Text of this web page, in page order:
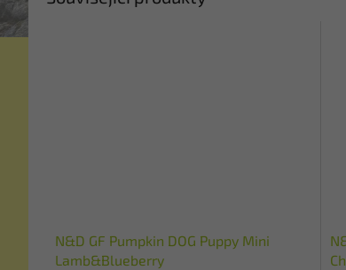
N&D GF Pumpkin DOG Puppy Mini
Lamb&Blueberry